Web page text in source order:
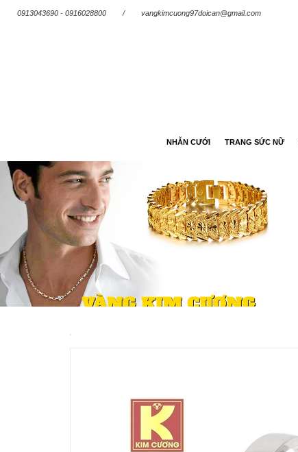
0913043690 - 0916028800 /
vangkimcuong97doican@gmail.com
NHẪN CƯỚI TRANG SỨC NỮ